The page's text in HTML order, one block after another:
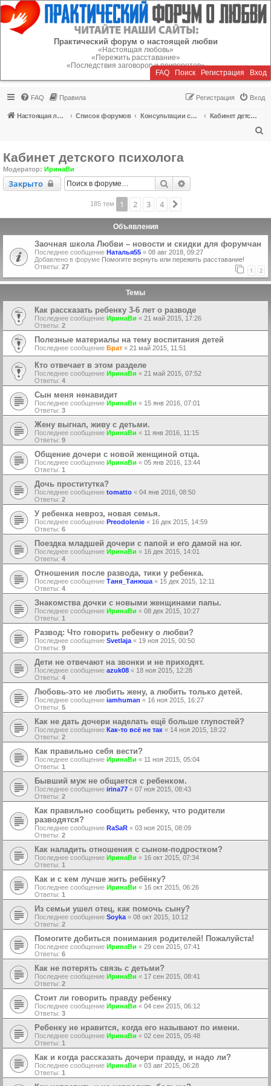
Регистрация
Практический форум о настоящей любви
«Настоящая любовь»
«Пережить расставание»
«Последствия заговоров и приворотов»
FAQ Поиск Регистрация Вход
FAQ Правила Вход
Регистрация
Настоящая любовь Список форумов Консультации специалистов
Кабинет детского психолога
Кабинет детского психолога
Модератор: ИринаВи
Закрыто
Закрыто Поиск
185 тем 1 2 3 4
Объявления
Заочная школа Любви – новости и скидки для форумчан
Последнее сообщение Наталья55 « 08 авг 2018, 09:27
Добавлено в форуме Помогите вернуть или пережить расставание!
Ответы: 27 1 2
Темы
Как рассказать ребенку 3-6 лет о разводе
Последнее сообщение ИринаВи « 21 май 2015, 17:26
Ответы: 2
Полезные материалы на тему воспитания детей
Последнее сообщение Брат « 21 май 2015, 11:51
Кто отвечает в этом разделе
Последнее сообщение ИринаВи « 21 май 2015, 07:52
Ответы: 4
Сын меня ненавидит
Последнее сообщение ИринаВи « 15 янв 2016, 07:01
Ответы: 3
Жену выгнал, живу с детьми.
Последнее сообщение ИринаВи « 11 янв 2016, 11:15
Ответы: 9
Общение дочери с новой женщиной отца.
Последнее сообщение ИринаВи « 05 янв 2016, 13:44
Ответы: 1
Дочь проститутка?
Последнее сообщение tomatto « 04 янв 2016, 08:50
Ответы: 2
У ребенка невроз, новая семья.
Последнее сообщение Preodolenie « 16 дек 2015, 14:59
Ответы: 6
Поездка младшей дочери с папой и его дамой на юг.
Последнее сообщение ИринаВи « 16 дек 2015, 14:01
Ответы: 4
Отношения после развода, тики у ребенка.
Последнее сообщение Таня_Танюша « 15 дек 2015, 12:11
Ответы: 4
Знакомства дочки с новыми женщинами папы.
Последнее сообщение ИринаВи « 08 дек 2015, 10:27
Ответы: 1
Развод: Что говорить ребенку о любви?
Последнее сообщение Svetlaja « 19 ноя 2015, 00:50
Ответы: 9
Дети не отвечают на звонки и не приходят.
Последнее сообщение azuk08 « 18 ноя 2015, 12:28
Ответы: 4
Любовь-это не любить жену, а любить только детей.
Последнее сообщение iamhuman « 16 ноя 2015, 16:27
Ответы: 5
Как не дать дочери наделать ещё больше глупостей?
Последнее сообщение Как-то всё не так « 14 ноя 2015, 18:22
Ответы: 2
Как правильно себя вести?
Последнее сообщение ИринаВи « 11 ноя 2015, 05:04
Ответы: 1
Бывший муж не общается с ребенком.
Последнее сообщение irina77 « 07 ноя 2015, 08:43
Ответы: 2
Как правильно сообщить ребенку, что родители
разводятся?
Последнее сообщение RaSaR « 03 ноя 2015, 08:09
Ответы: 2
Как наладить отношения с сыном-подростком?
Последнее сообщение ИринаВи « 16 окт 2015, 07:34
Ответы: 1
Как и с кем лучше жить ребёнку?
Последнее сообщение ИринаВи « 16 окт 2015, 06:26
Ответы: 1
Из семьи ушел отец, как помочь сыну?
Последнее сообщение Soyka « 08 окт 2015, 10:12
Ответы: 2
Помогите добиться понимания родителей! Пожалуйста!
Последнее сообщение ИринаВи « 29 сен 2015, 07:41
Ответы: 6
Как не потерять связь с детьми?
Последнее сообщение ИринаВи « 17 сен 2015, 08:41
Ответы: 2
Стоит ли говорить правду ребенку
Последнее сообщение ИринаВи « 04 сен 2015, 06:12
Ответы: 3
Ребенку не нравится, когда его называют по имени.
Последнее сообщение ИринаВи « 02 сен 2015, 05:48
Ответы: 1
Как и когда рассказать дочери правду, и надо ли?
Последнее сообщение ИринаВи « 03 авг 2015, 06:28
Ответы: 1